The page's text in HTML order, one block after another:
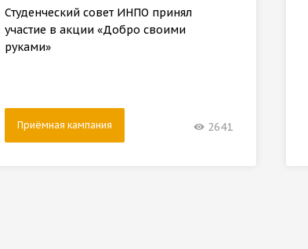
Студенческий совет ИНПО принял
участие в акции «Добро своими
руками»
Приёмная кампания 2641